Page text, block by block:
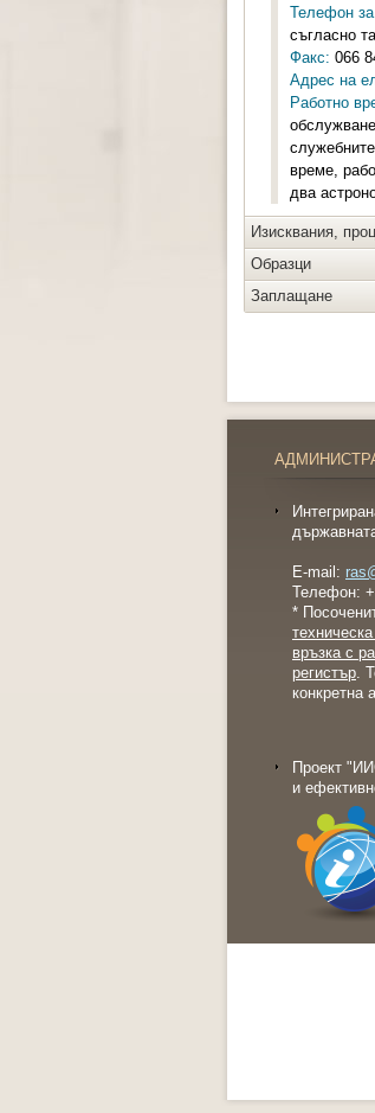
Телефон за
съгласно
Факс: 066
Адрес на
Работно
време,
два
Изисквания,
Образци
Заплащане
E-mail:
Телефон:
*
връзка с
регистър.
конкретна
Проект
и